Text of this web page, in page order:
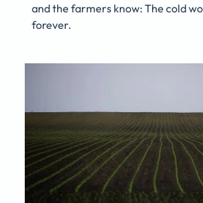
and the farmers know: The cold
forever.